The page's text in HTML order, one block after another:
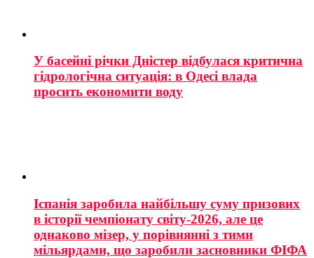
У басейні річки Дністер відбулася критична
гідрологічна ситуація: в Одесі влада
просить економити воду
Іспанія заробила найбільшу суму призових
в історії чемпіонату світу-2026, але це
однаково мізер, у порівнянні з тими
мільярдами, що заробили засновники ФІФА